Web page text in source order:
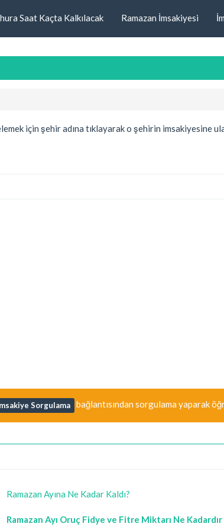
Saat Kaçta Kalkılacak Ramazan İmsakiyesi
için şehir adına tıklayarak o şehirin imsakiyesine
Sorgulama bağlantısından sorgulama yaparak
Ramazan Ayına Ne Kadar Kaldı?
Ramazan Ayı Oruç Fidye ve Fitre Miktarı Ne Kadardır